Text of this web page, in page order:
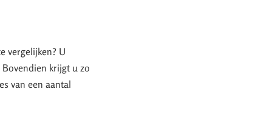
vergelijken? U
krijgt u zo
van een aantal